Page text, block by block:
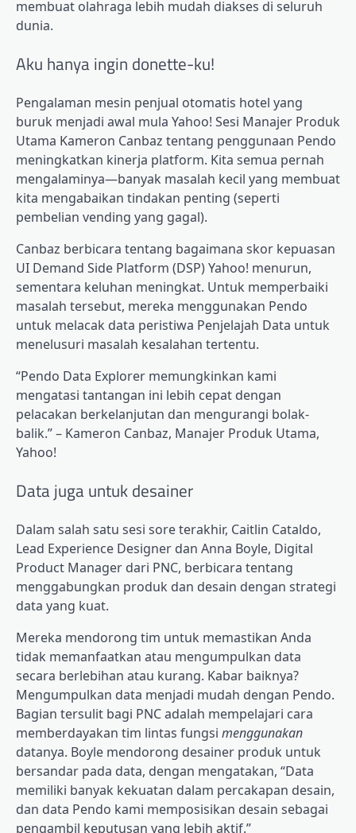
membuat olahraga lebih mudah diakses di seluruh
dunia.
Aku hanya ingin donette-ku!
Pengalaman mesin penjual otomatis hotel yang
buruk menjadi awal mula Yahoo! Sesi Manajer Produk
Utama Kameron Canbaz tentang penggunaan Pendo
meningkatkan kinerja platform. Kita semua pernah
mengalaminya—banyak masalah kecil yang membuat
kita mengabaikan tindakan penting (seperti
pembelian vending yang gagal).
Canbaz berbicara tentang bagaimana skor kepuasan
UI Demand Side Platform (DSP) Yahoo! menurun,
sementara keluhan meningkat. Untuk memperbaiki
masalah tersebut, mereka menggunakan Pendo
untuk melacak data peristiwa Penjelajah Data untuk
menelusuri masalah kesalahan tertentu.
“Pendo Data Explorer memungkinkan kami
mengatasi tantangan ini lebih cepat dengan
pelacakan berkelanjutan dan mengurangi bolak-
balik.” – Kameron Canbaz, Manajer Produk Utama,
Yahoo!
Data juga untuk desainer
Dalam salah satu sesi sore terakhir, Caitlin Cataldo,
Lead Experience Designer dan Anna Boyle, Digital
Product Manager dari PNC, berbicara tentang
menggabungkan produk dan desain dengan strategi
data yang kuat.
Mereka mendorong tim untuk memastikan Anda
tidak memanfaatkan atau mengumpulkan data
secara berlebihan atau kurang. Kabar baiknya?
Mengumpulkan data menjadi mudah dengan Pendo.
Bagian tersulit bagi PNC adalah mempelajari cara
memberdayakan tim lintas fungsi menggunakan
datanya. Boyle mendorong desainer produk untuk
bersandar pada data, dengan mengatakan, “Data
memiliki banyak kekuatan dalam percakapan desain,
dan data Pendo kami memposisikan desain sebagai
pengambil keputusan yang lebih aktif.”